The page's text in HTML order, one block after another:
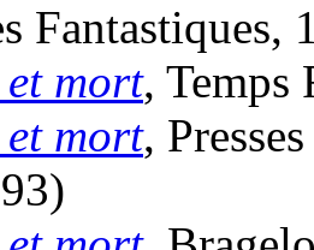
Fantastiques,
et mort, Temps
et mort,